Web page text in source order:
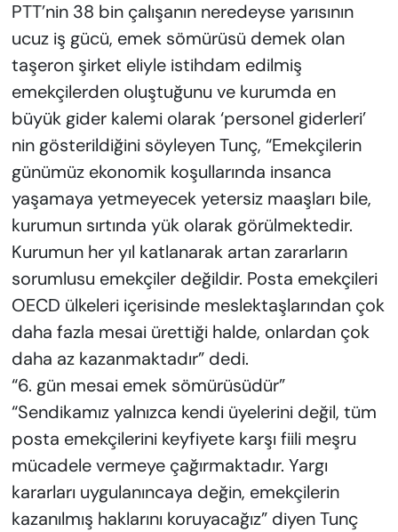
PTT’nin 38 bin çalışanın neredeyse yarısının
ucuz iş gücü, emek sömürüsü demek olan
taşeron şirket eliyle istihdam edilmiş
emekçilerden oluştuğunu ve kurumda en
büyük gider kalemi olarak ‘personel giderleri’
nin gösterildiğini söyleyen Tunç, “Emekçilerin
günümüz ekonomik koşullarında insanca
yaşamaya yetmeyecek yetersiz maaşları bile,
kurumun sırtında yük olarak görülmektedir.
Kurumun her yıl katlanarak artan zararların
sorumlusu emekçiler değildir. Posta emekçileri
OECD ülkeleri içerisinde meslektaşlarından çok
daha fazla mesai ürettiği halde, onlardan çok
daha az kazanmaktadır” dedi.
“6. gün mesai emek sömürüsüdür”
“Sendikamız yalnızca kendi üyelerini değil, tüm
posta emekçilerini keyfiyete karşı fiili meşru
mücadele vermeye çağırmaktadır. Yargı
kararları uygulanıncaya değin, emekçilerin
kazanılmış haklarını koruyacağız” diyen Tunç